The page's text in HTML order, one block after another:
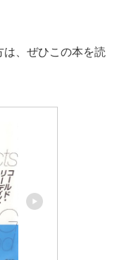
は、ぜひこの本を読